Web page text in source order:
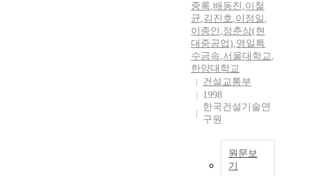
중록,배동진 ,이철
균,김진호,이정일 ,
이종인 ,정춘상(현
대중공업),영일특
수금속,서울대학교,
한양대학교
건설교통부
1998
한국건설기술연
구원
원문보
기